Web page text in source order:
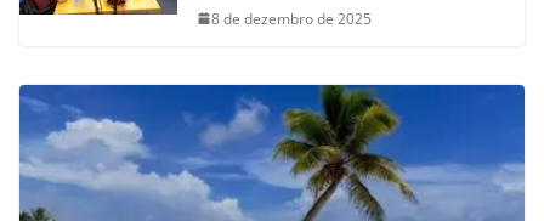
8 de dezembro de 2025